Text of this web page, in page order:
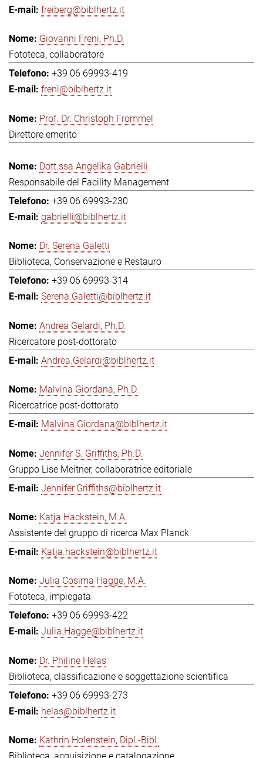
freiberg@biblhertz.it
Giovanni Freni, Ph.D.
Fototeca, collaboratore
+39 06 69993-419
freni@biblhertz.it
Prof. Dr. Christoph Frommel
Direttore emerito
Dott.ssa Angelika Gabrielli
Responsabile del Facility Management
+39 06 69993-230
gabrielli@biblhertz.it
Dr. Serena Galetti
Biblioteca, Conservazione e Restauro
+39 06 69993-314
Serena.Galetti@biblhertz.it
Andrea Gelardi, Ph.D.
Ricercatore post-dottorato
Andrea.Gelardi@biblhertz.it
Malvina Giordana, Ph.D.
Ricercatrice post-dottorato
Malvina.Giordana@biblhertz.it
Jennifer S. Griffiths, Ph.D.
Gruppo Lise Meitner, collaboratrice editoriale
Jennifer.Griffiths@biblhertz.it
Katja Hackstein, M.A.
Assistente del gruppo di ricerca Max Planck
Katja.hackstein@biblhertz.it
Julia Cosima Hagge, M.A.
Fototeca, impiegata
+39 06 69993-422
Julia.Hagge@biblhertz.it
Dr. Philine Helas
Biblioteca, classificazione e soggettazione scientifica
+39 06 69993-273
helas@biblhertz.it
Kathrin Holenstein, Dipl.-Bibl.